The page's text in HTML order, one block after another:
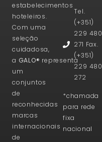
estabelecimentos
hoteleiros.
Com uma
seleção
cuidadosa,
a GALO® representa
um
conjuntos
de
reconhecidas
marcas
internacionais
de
Tel.
(+351)
229 480
271 Fax.
(+351)
229 480
272
*chamada
para rede
fixa
nacional